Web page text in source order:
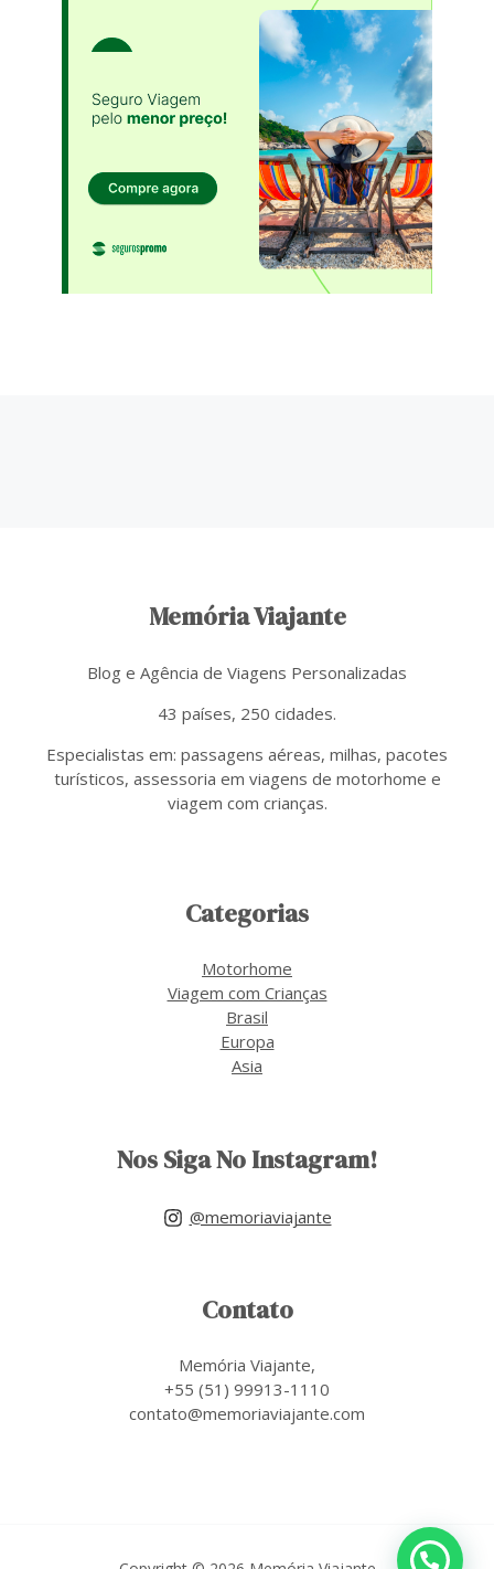
Memória Viajante
Blog e Agência de Viagens Personalizadas
43 países, 250 cidades.
Especialistas em: passagens aéreas, milhas, pacotes
turísticos, assessoria em viagens de motorhome e
viagem com crianças.
Categorias
Motorhome
Viagem com Crianças
Brasil
Europa
Asia
Nos Siga No Instagram!
@memoriaviajante
Contato
Memória Viajante,
+55 (51) 99913-1110
contato@memoriaviajante.com